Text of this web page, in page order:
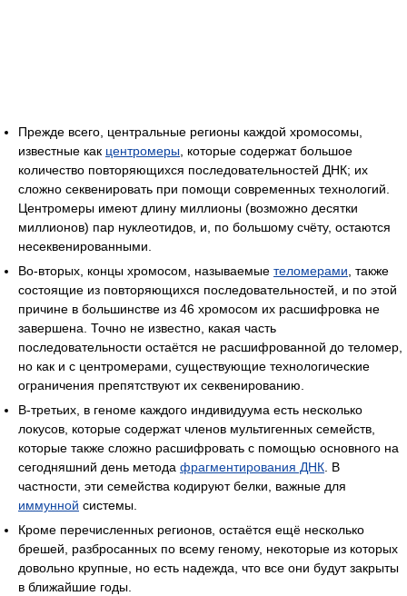
Прежде всего, центральные регионы каждой хромосомы,
известные как центромеры, которые содержат большое
количество повторяющихся последовательностей ДНК; их
сложно секвенировать при помощи современных технологий.
Центромеры имеют длину миллионы (возможно десятки
миллионов) пар нуклеотидов, и, по большому счёту, остаются
несеквенированными.
Во-вторых, концы хромосом, называемые теломерами, также
состоящие из повторяющихся последовательностей, и по этой
причине в большинстве из 46 хромосом их расшифровка не
завершена. Точно не известно, какая часть
последовательности остаётся не расшифрованной до теломер,
но как и с центромерами, существующие технологические
ограничения препятствуют их секвенированию.
В-третьих, в геноме каждого индивидуума есть несколько
локусов, которые содержат членов мультигенных семейств,
которые также сложно расшифровать с помощью основного на
сегодняшний день метода фрагментирования ДНК. В
частности, эти семейства кодируют белки, важные для
иммунной системы.
Кроме перечисленных регионов, остаётся ещё несколько
брешей, разбросанных по всему геному, некоторые из которых
довольно крупные, но есть надежда, что все они будут закрыты
в ближайшие годы.